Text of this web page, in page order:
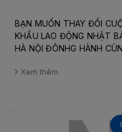
BẠN MUỐN THAY ĐỔI
KHẨU LAO ĐỘNG NHẬT
HÀ NỘI ĐÔNHG HÀNH
Xem thêm